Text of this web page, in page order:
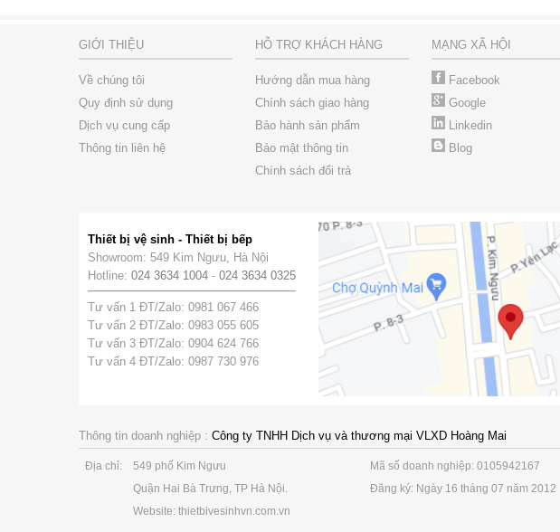
GIỚI THIỆU
Về chúng tôi
Quy định sử dụng
Dịch vụ cung cấp
Thông tin liên hệ
HỖ TRỢ KHÁCH HÀNG
Hướng dẫn mua hàng
Chính sách giao hàng
Bảo hành sản phẩm
Bảo mật thông tin
Chính sách đổi trả
MẠNG XÃ HỘI
Facebook
Google
Linkedin
Blog
Thiết bị vệ sinh - Thiết bị bếp
Showroom: 549 Kim Ngưu, Hà Nội
Hotline: 024 3634 1004 - 024 3634 0325
Tư vấn 1 ĐT/Zalo: 0981 067 466
Tư vấn 2 ĐT/Zalo: 0983 055 605
Tư vấn 3 ĐT/Zalo: 0904 624 766
Tư vấn 4 ĐT/Zalo: 0987 730 976
Thông tin doanh nghiệp : Công ty TNHH Dịch vụ và thương mại VLXD Hoàng Mai
Địa chỉ:
549 phố Kim Ngưu
Quận Hai Bà Trưng, TP Hà Nội.
Website: thietbivesinhvn.com.vn
Mã số doanh nghiệp: 0105942167
Đăng ký: Ngày 16 tháng 07 năm 2012